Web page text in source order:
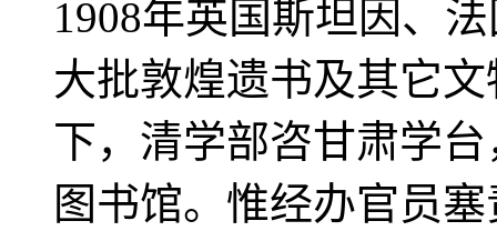
1908年英国斯坦因、
大批敦煌遗书及其它
下，清学部咨甘肃学
图书馆。惟经办官员